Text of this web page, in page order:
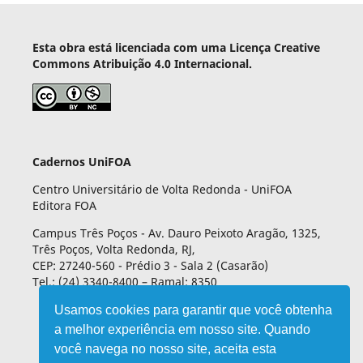
Usamos cookies para garantir que você obtenha
a melhor experiência em nosso site. Quando
você navega no nosso site, aceita esta
Esta obra está licenciada com uma Licença Creative
Commons Atribuição 4.0 Internacional.
Cadernos UniFOA
Centro Universitário de Volta Redonda - UniFOA
Editora FOA
Campus Três Poços - Av. Dauro Peixoto Aragão, 1325,
Três Poços, Volta Redonda, RJ,
CEP: 27240-560 - Prédio 3 - Sala 2 (Casarão)
Tel.: (24) 3340-8400 – Ramal: 8350